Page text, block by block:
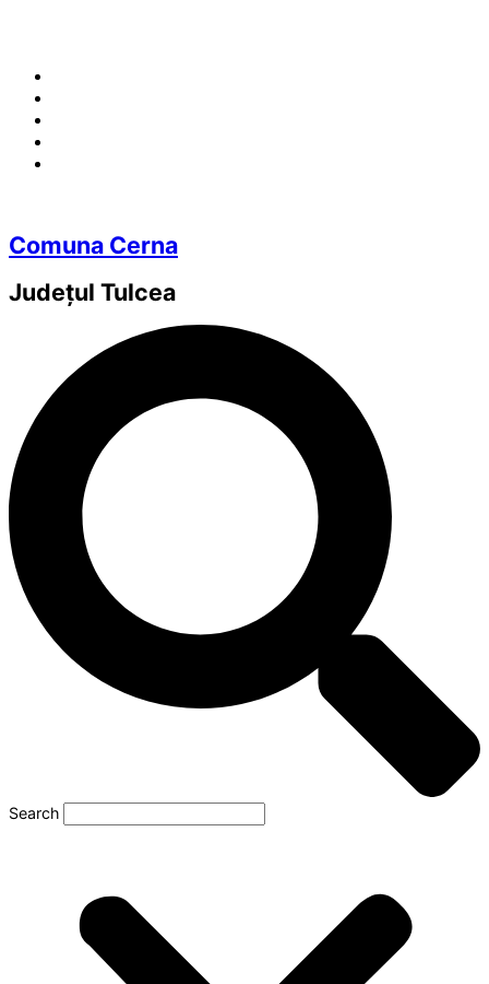
Comuna Cerna
Județul Tulcea
Search